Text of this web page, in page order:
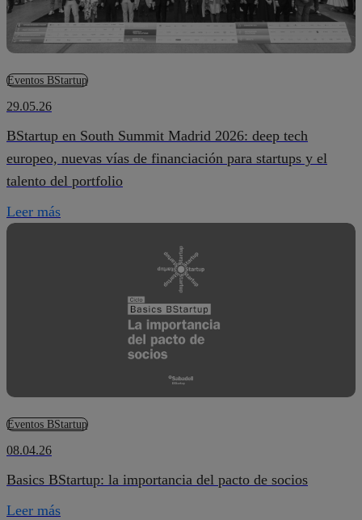
Eventos BStartup
29.05.26
BStartup en South Summit Madrid 2026: deep tech
europeo, nuevas vías de financiación para startups y el
talento del portfolio
Leer más
Eventos BStartup
08.04.26
Basics BStartup: la importancia del pacto de socios
Leer más